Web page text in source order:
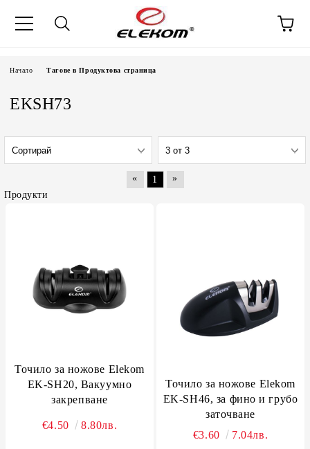
Начало Тагове в Продуктова страница
EKSH73
« 1
»
Продукти
Точило за ножове Elekom
EK-SH20, Вакуумно
закрепване
€4.50 8.80лв.
Точило за ножове Elekom
EK-SH46, за фино и грубо
заточване
€3.60
7.04лв.